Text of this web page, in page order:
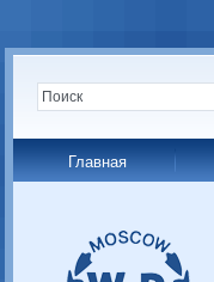
Главная